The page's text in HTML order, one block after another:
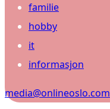
familie
hobby
it
informasjon
media@onlineoslo.com